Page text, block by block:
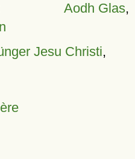
Aodh Glas,
Jesu Christi,